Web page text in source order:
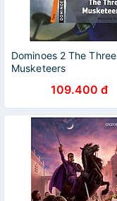
Dominoes 2 The Three
Musketeers
109.400 đ